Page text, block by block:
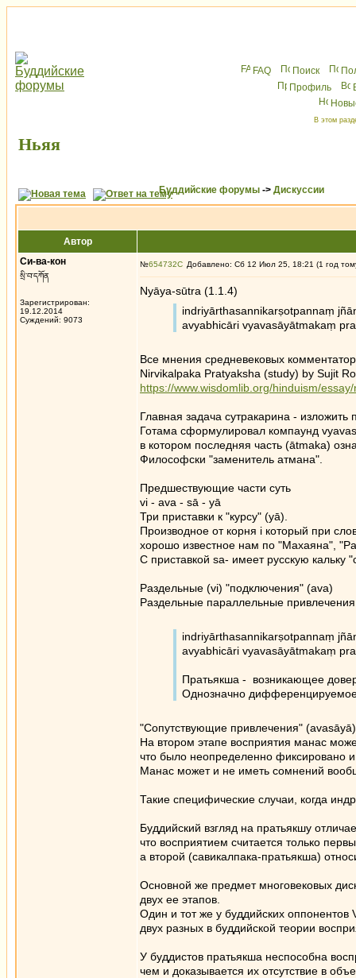
FAQ Поиск
Профиль
В этом
Ньяя
Буддийские форумы -> Дискуссии
Автор
Си-ва-кон
སྲི་བ་དཀོན
Зарегистрирован:
19.12.2014
Суждений: 9073
№654732 Добавлено: Сб 12 Июл 25, 18:21 (1 год
Nyāya-sūtra (1.1.4)
indriyārthasannikarṣotpannaṃ
avyabhicāri vyavasāyātmakaṃ
Все мнения средневековых
Nirvikalpaka Pratyaksha (study) by Sujit
https://www.wisdomlib.org/hinduism/
Главная задача сутракарина -
Готама сформулировал компаунд
в котором последняя часть (ātmaka)
Философски "заменитель атмана".
Предшествующие части суть
vi - ava - sā - yā
Три приставки к "курсу" (yā).
Производное от корня i который при
хорошо известное нам по "Махаяна",
С приставкой sa- имеет русскую кальку
Раздельные (vi) "подключения" (ava)
Раздельные параллельные
indriyārthasannikarṣotpannaṃ
avyabhicāri vyavasāyātmakaṃ
Пратьякша - возникающее
Однозначно
"Сопутствующие привлечения"
На втором этапе восприятия манас
что было неопределенно фиксировано
Манас может и не иметь сомнений
Такие специфические случаи, когда
Буддийский взгляд на пратьякшу
что восприятием считается только
а второй (савикалпака-пратьякша)
Основной же предмет многовековых
двух ее этапов.
Один и тот же у буддийских оппонентов
двух разных в буддийской теории
У буддистов пратьякша неспособна
чем и доказывается их отсутствие в